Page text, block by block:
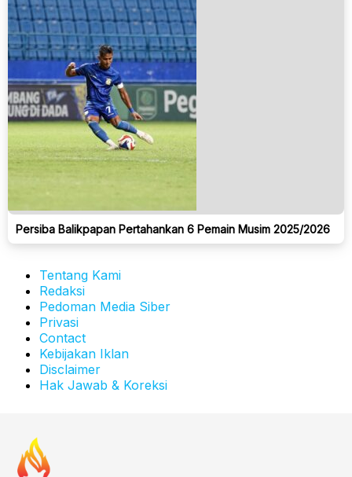
Persiba Balikpapan Pertahankan 6 Pemain Musim 2025/2026
Tentang Kami
Redaksi
Pedoman Media Siber
Privasi
Contact
Kebijakan Iklan
Disclaimer
Hak Jawab & Koreksi